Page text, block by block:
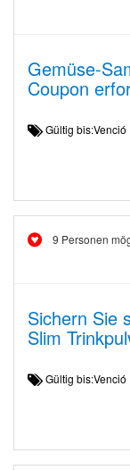
Gemüse-
Coupon
Gültig
9 Personen
Sichern Sie
Slim
Gültig